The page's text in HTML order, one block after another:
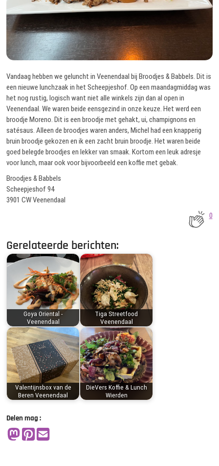
Vandaag hebben we geluncht in Veenendaal bij Broodjes & Babbels. Dit is
een nieuwe lunchzaak in het Scheepjeshof. Op een maandagmiddag was
het nog rustig, logisch want niet alle winkels zijn dan al open in
Veenendaal. We waren beide eensgezind in onze keuze. Het werd een
broodje Moreno. Dit is een broodje met gehakt, ui, champignons en
satésaus. Alleen de broodjes waren anders, Michel had een knapperig
bruin broodje gekozen en ik een zacht bruin broodje. Het waren beide
goed belegde broodjes en lekker van smaak. Kortom een leuk adresje
voor lunch, maar ook voor bijvoorbeeld een koffie met gebak.
Broodjes & Babbels
Scheepjeshof 94
3901 CW Veenendaal
0
Gerelateerde berichten:
Goya Oriental -
Veenendaal
Tiga Streetfood
Veenendaal
Valentijnsbox van de
Beren Veenendaal
DieVers Koffie & Lunch
Wierden
Delen mag :